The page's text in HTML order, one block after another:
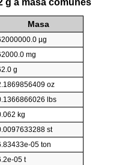
g a masa comunes
Masa
µg
mg
g
oz
lbs
kg
st
05 ton
05 t